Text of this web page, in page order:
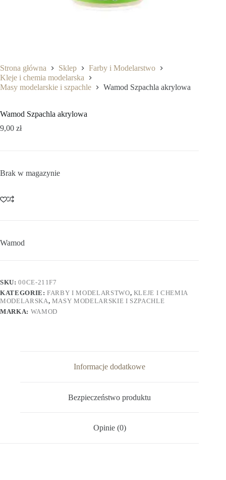
Strona główna Sklep
Farby i Modelarstwo
Kleje i chemia modelarska
Masy modelarskie i szpachle
Wamod Szpachla akrylowa
Wamod Szpachla akrylowa
9,00 zł
Brak w magazynie
Wamod
SKU:00CE-211F7
KATEGORIE:FARBY I MODELARSTWO, KLEJE I CHEMIA
MODELARSKA, MASY MODELARSKIE I SZPACHLE
MARKA: WAMOD
Informacje dodatkowe
Bezpieczeństwo produktu
Opinie (0)